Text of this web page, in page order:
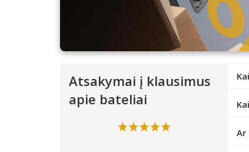
Atsakymai į klausimus
apie bateliai
Ar